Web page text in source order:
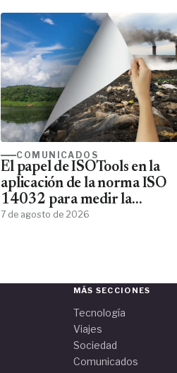
COMUNICADOS
El papel de ISOTools en la
aplicación de la norma ISO
14032 para medir la
sostenibilidad empresarial
7 de agosto de 2026
MÁS SECCIONES
Tecnología
Viajes
Sociedad
Comunicados